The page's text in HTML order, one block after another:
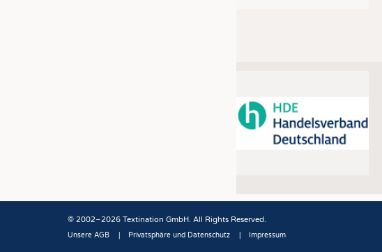
© 2002–2026 Textination GmbH. All Rights Reserved.
Unsere AGB Privatsphäre und Datenschutz Impressum